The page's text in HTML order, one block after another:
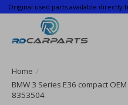
Original used parts available
Home /
BMW 3 Series E36 compact
8353504